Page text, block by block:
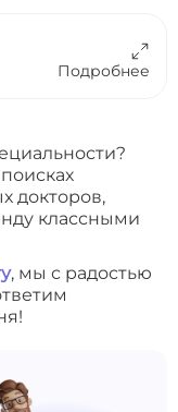
Подробнее
докторов,
классными
, мы с радостью